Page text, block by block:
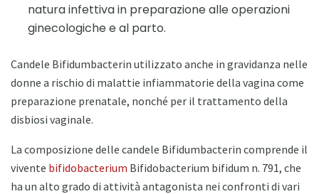
natura infettiva in preparazione alle operazioni
ginecologiche e al parto.
Candele Bifidumbacterin utilizzato anche in gravidanza nelle
donne a rischio di malattie infiammatorie della vagina come
preparazione prenatale, nonché per il trattamento della
disbiosi vaginale.
La composizione delle candele Bifidumbacterin comprende il
vivente bifidobacterium Bifidobacterium bifidum n. 791, che
ha un alto grado di attività antagonista nei confronti di vari